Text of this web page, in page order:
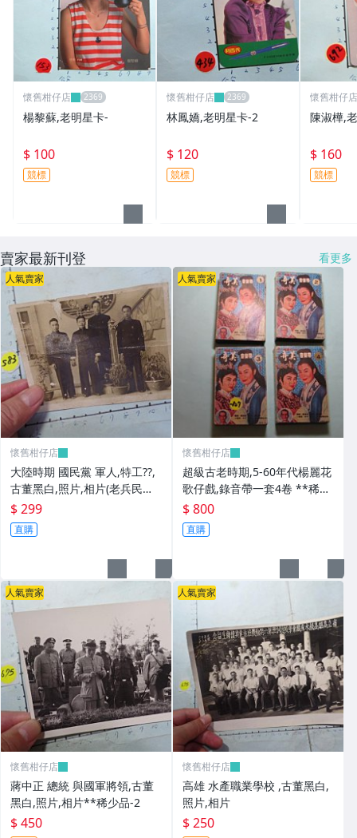
懷舊柑仔店
楊黎蘇,老明星卡-
$ 100
競標
懷舊柑仔店
林鳳嬌,老明星卡-2
$ 120
競標
懷舊柑仔店
陳淑樺,
$ 160
競標
賣家最新刊登 看更多
人氣賣家
懷舊柑仔店
大陸時期 國民黨 軍人,特工??,
古董黑白,照片,相片(老兵民國3
8年從大陸帶來台灣的) **稀少
品6
$ 299
直購
人氣賣家
懷舊柑仔店
超級古老時期,5-60年代楊麗花
歌仔戲,錄音帶一套4卷 **稀少
品
$ 800
直購
人氣賣家
懷舊柑仔店
蔣中正 總統 與國軍將領,古董
黑白,照片,相片**稀少品-2
$ 450
人氣賣家
懷舊柑仔店
高雄 水產職業學校 ,古董黑白,
照片,相片
$ 250